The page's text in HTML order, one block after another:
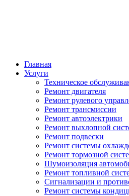
Главная
Услуги
Техническое
Ремонт двигателя
Ремонт рулевого
Ремонт трансмиссии
Ремонт автоэлектрики
Ремонт выхлопной
Ремонт подвески
Ремонт системы
Ремонт тормозной
Шумоизоляция
Ремонт топливной
Сигнализации и
Ремонт системы